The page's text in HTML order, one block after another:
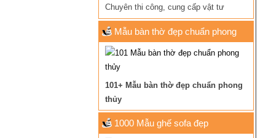
Chuyên thi công, cung cấp vật tư
Mẫu bàn thờ đẹp chuẩn phong
thủy
101+ Mẫu bàn thờ đẹp chuẩn phong
thủy
1000 Mẫu ghế sofa đẹp